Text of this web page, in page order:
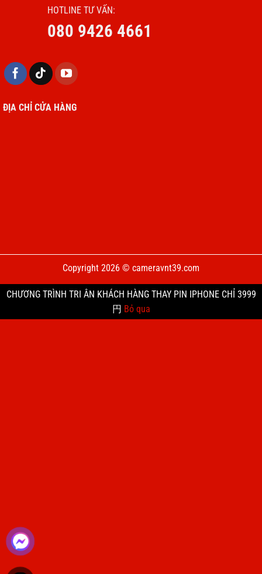
HOTLINE TƯ VẤN:
080 9426 4661
ĐỊA CHỈ CỬA HÀNG
Copyright 2026 © cameravnt39.com
CHƯƠNG TRÌNH TRI ÂN KHÁCH HÀNG THAY PIN IPHONE CHỈ 3999
円 Bỏ qua